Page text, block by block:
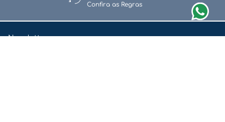
Confira as Regras
Newsletter